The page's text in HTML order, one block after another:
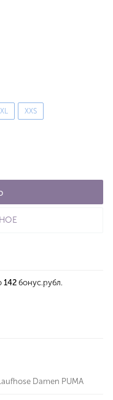
XXS
142 бонус.рубл.
Damen PUMA